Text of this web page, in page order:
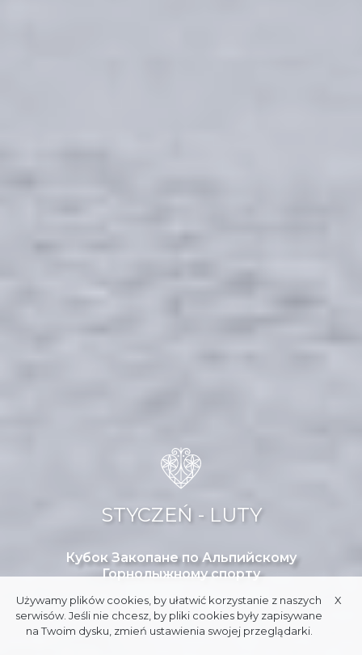
STYCZEŃ - LUTY
Кубок Закопане по Альпийскому
Горнолыжному спорту
Używamy plików cookies, by ułatwić korzystanie z naszych
serwisów. Jeśli nie chcesz, by pliki cookies były zapisywane
na Twoim dysku, zmień ustawienia swojej przeglądarki.
X